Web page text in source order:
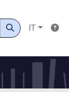
IT